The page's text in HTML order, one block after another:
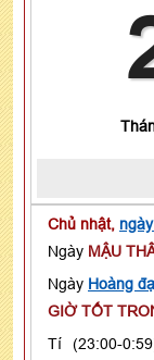
Chủ nhật,
Ngày MẬU
Ngày Hoàng
GIỜ TỐT
Tí (23:00-